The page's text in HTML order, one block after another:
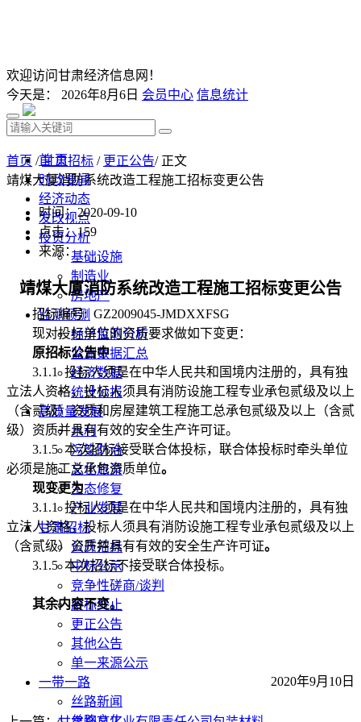
欢迎访问甘肃经济信息网！
今天是： 2026年8月6日 会员中心 信息统计
首 页
时政要闻
经济动态
发改视点
投资分析
基础设施
制造业
房地产
监测预测
经济监测分析
监测数据汇总
经济数据
统计公报
高质量发展
水利
污染防治
文化旅游
生态修复
产业发展
甘肃招标
公开招标
中标公示
竞争性磋商/谈判
废标终止
更正公告
其他公告
单一来源公示
一带一路
丝路新闻
首页 /甘肃招标 / 更正公告/ 正文
靖煤大厦消防系统改造工程施工招标变更公告
时间：2020-09-10
点击：159
来源：
靖煤大厦消防系统改造工程施工招标变更公告
招标编号: GZ2009045-JMDXXFSG
现对投标单位的资质要求做如下变更：
原招标公告中
3.1.1 投标人须是在中华人民共和国境内注册的，具有独
立法人资格，投标人须具有消防设施工程专业承包贰级及以上
（含贰级）资质和房屋建筑工程施工总承包贰级及以上（含贰
级）资质并具有有效的安全生产许可证。
3.1.5本次招标接受联合体投标，联合体投标时牵头单位
必须是施工总承包资质单位。
现变更为
3.1.1 投标人须是在中华人民共和国境内注册的，具有独
立法人资格，投标人须具有消防设施工程专业承包贰级及以上
（含贰级）资质并具有有效的安全生产许可证。
3.1.5本次招标不接受联合体投标。
其余内容不变。
2020年9月 10 日